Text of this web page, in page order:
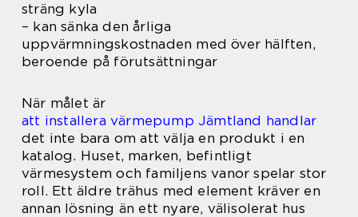
sträng kyla
– kan sänka den årliga
uppvärmningskostnaden med över hälften,
beroende på förutsättningar
När målet är
att installera värmepump Jämtland handlar
det inte bara om att välja en produkt i en
katalog. Huset, marken, befintligt
värmesystem och familjens vanor spelar stor
roll. Ett äldre trähus med element kräver en
annan lösning än ett nyare, välisolerat hus